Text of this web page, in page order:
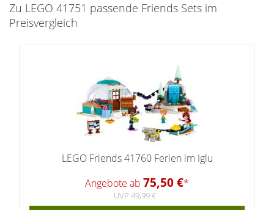
Zu LEGO 41751 passende Friends Sets im
Preisvergleich
LEGO Friends 41760 Ferien im Iglu
Angebote ab 75,50 €*
UVP 49,99 €